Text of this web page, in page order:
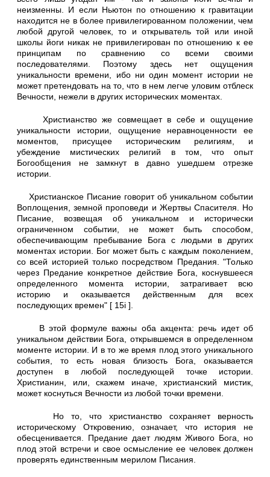
неизменны. И если Ньютон по отношению к гравитации
находится не в более привилегированном положении, чем
любой другой человек, то и открыватель той или иной
школы йоги никак не привилегирован по отношению к ее
принципам по сравнению со всеми своими
последователями. Поэтому здесь нет ощущения
уникальности времени, ибо ни один момент истории не
может претендовать на то, что в нем легче уловим отблеск
Вечности, нежели в других исторических моментах.
Христианство же совмещает в себе и ощущение
уникальности истории, ощущение неравноценности ее
моментов, присущее историческим религиям, и
убеждение мистических религий в том, что опыт
Богообщения не замкнут в давно ушедшем отрезке
истории.
Христианское Писание говорит об уникальном событии
Воплощения, земной проповеди и Жертвы Спасителя. Но
Писание, возвещая об уникальном и исторически
ограниченном событии, не может быть способом,
обеспечивающим пребывание Бога с людьми в других
моментах истории. Бог может быть с каждым поколением,
со всей историей только посредством Предания. "Только
через Предание конкретное действие Бога, коснувшееся
определенного момента истории, затрагивает всю
историю и оказывается действенным для всех
последующих времен" [ 15i ].
В этой формуле важны оба акцента: речь идет об
уникальном действии Бога, открывшемся в определенном
моменте истории. И в то же время плод этого уникального
события, то есть новая близость Бога, оказывается
доступен в любой последующей точке истории.
Христианин, или, скажем иначе, христианский мистик,
может коснуться Вечности из любой точки времени.
Но то, что христианство сохраняет верность
историческому Откровению, означает, что история не
обесценивается. Предание дает людям Живого Бога, но
плод этой встречи и свое осмысление ее человек должен
проверять единственным мерилом Писания.